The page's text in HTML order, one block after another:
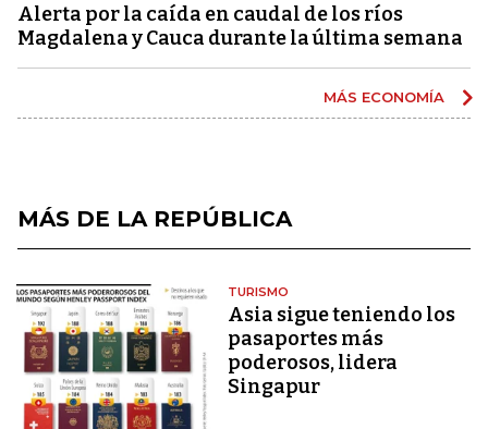
Alerta por la caída en caudal de los ríos
Magdalena y Cauca durante la última semana
MÁS ECONOMÍA
MÁS DE LA REPÚBLICA
TURISMO
Asia sigue teniendo los
pasaportes más
poderosos, lidera
Singapur